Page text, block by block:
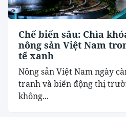
Chế biến sâu: Chìa
nông sản Việt Nam
tế xanh
Nông sản Việt Nam ngày
tranh và biến động thị
không...